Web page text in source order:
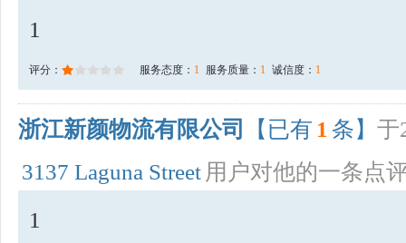
1
评分： 服务态度： 1 服务质量： 1 诚信度： 1
浙江新颜物流有限公司 【已有 1 条】 于
3137 Laguna Street 用户对他的一条点
1